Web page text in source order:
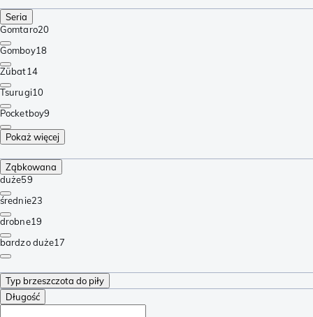
Seria
Gomtaro20
Gomboy18
Zübat14
Tsurugi10
Pocketboy9
Pokaż więcej
Ząbkowana
duże59
średnie23
drobne19
bardzo duże17
Typ brzeszczota do piły
Długość